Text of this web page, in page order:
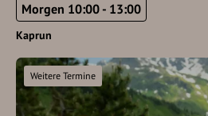
Morgen 10:00 - 13:00
Kaprun
Weitere Termine